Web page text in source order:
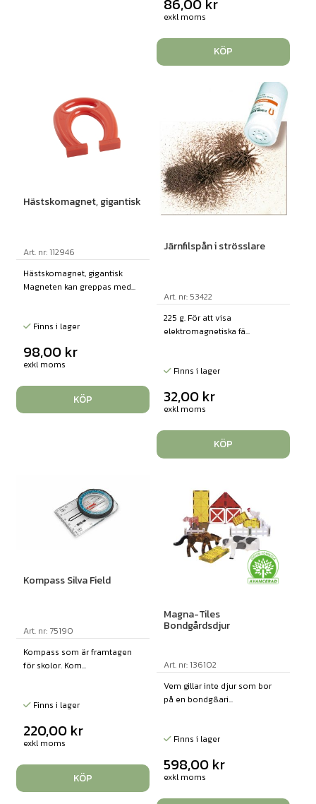
exkl moms
KÖP
Hästskomagnet, gigantisk
Art. nr: 112946
Hästskomagnet, gigantisk
Magneten kan greppas med...
Finns i lager
98,00 kr
exkl moms
KÖP
Järnfilspån i strösslare
Art. nr: 53422
225 g. För att visa
elektromagnetiska fä...
Finns i lager
32,00 kr
exkl moms
KÖP
Kompass Silva Field
Art. nr: 75190
Kompass som är framtagen
för skolor. Kom...
Finns i lager
220,00 kr
exkl moms
KÖP
Magna-Tiles
Bondgårdsdjur
Art. nr: 136102
Vem gillar inte djur som bor
på en bondg&ari...
Finns i lager
598,00 kr
exkl moms